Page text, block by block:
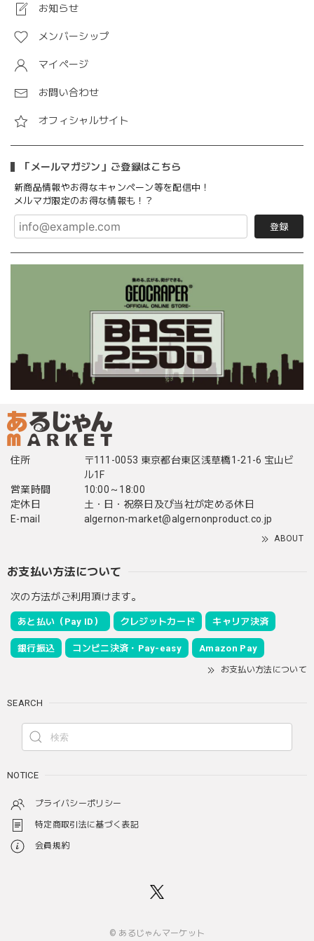
お知らせ
メンバーシップ
マイページ
お問い合わせ
オフィシャルサイト
「メールマガジン」ご登録はこちら
新商品情報やお得なキャンペーン等を配信中！
メルマガ限定のお得な情報も！？
登録
住所
〒111-0053 東京都台東区浅草橋1-21-6 宝山ビ
ル1F
営業時間
10:00～18:00
定休日
土・日・祝祭日及び当社が定める休日
E-mail
algernon-market@algernonproduct.co.jp
ABOUT
お支払い方法について
次の方法がご利用頂けます。
あと払い（Pay ID） クレジットカード キャリア決済
銀行振込 コンビニ決済・Pay-easy Amazon Pay
お支払い方法について
SEARCH
NOTICE
プライバシーポリシー
特定商取引法に基づく表記
会員規約
© あるじゃんマーケット